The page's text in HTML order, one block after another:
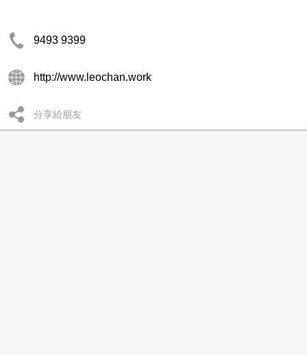
9493 9399
http://www.leochan.work
分享給朋友